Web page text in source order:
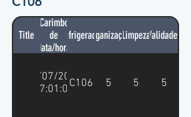
Title
Carimbo
de
data/hora
RefrigeradorOrganizaçãoLimpezaValidades
04/07/2026
17:01:08C106 5 5 5